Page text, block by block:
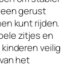
gerust
kunt rijden.
zitjes en
veilig
het